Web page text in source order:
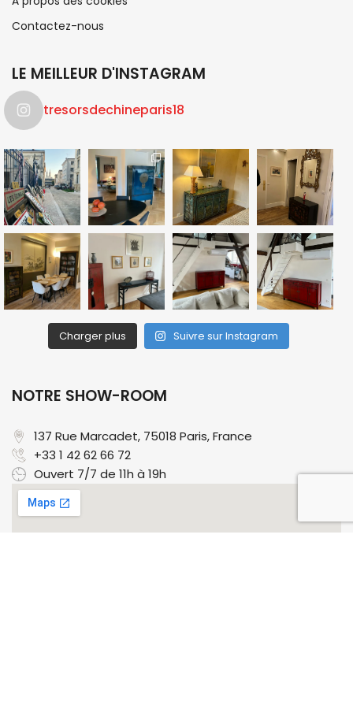
Contactez-nous
LE MEILLEUR D'INSTAGRAM
tresorsdechineparis18
Charger plus Suivre sur Instagram
NOTRE SHOW-ROOM
137 Rue Marcadet, 75018 Paris, France​
+33 1 42 62 66 72
Ouvert 7/7 de 11h à 19h